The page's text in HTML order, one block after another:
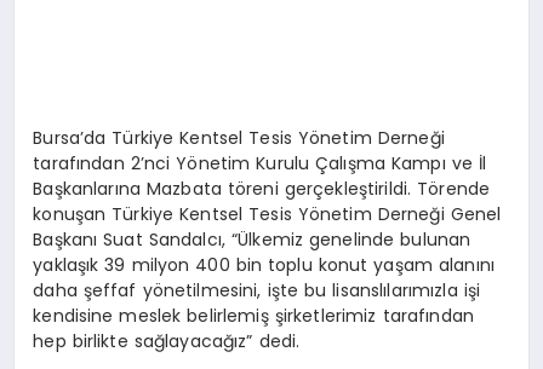
Bursa’da Türkiye Kentsel Tesis Yönetim Derneği
tarafından 2’nci Yönetim Kurulu Çalışma Kampı ve İl
Başkanlarına Mazbata töreni gerçekleştirildi. Törende
konuşan Türkiye Kentsel Tesis Yönetim Derneği Genel
Başkanı Suat Sandalcı, “Ülkemiz genelinde bulunan
yaklaşık 39 milyon 400 bin toplu konut yaşam alanını
daha şeffaf yönetilmesini, işte bu lisanslılarımızla işi
kendisine meslek belirlemiş şirketlerimiz tarafından
hep birlikte sağlayacağız” dedi.